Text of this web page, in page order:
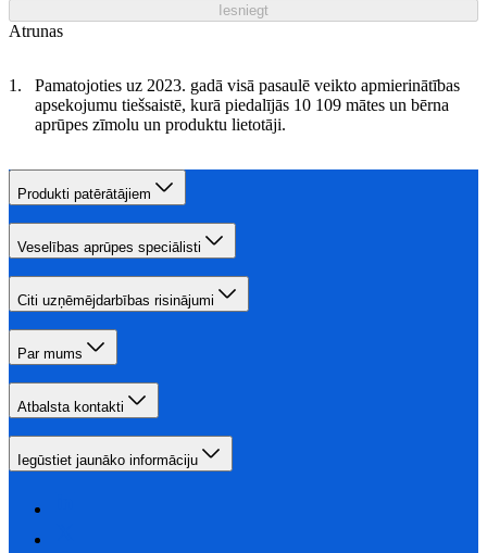
Iesniegt
Atrunas
Pamatojoties uz 2023. gadā visā pasaulē veikto apmierinātības
apsekojumu tiešsaistē, kurā piedalījās 10 109 mātes un bērna
aprūpes zīmolu un produktu lietotāji.
Produkti patērātājiem
Veselības aprūpes speciālisti
Citi uzņēmējdarbības risinājumi
Par mums
Atbalsta kontakti
Iegūstiet jaunāko informāciju